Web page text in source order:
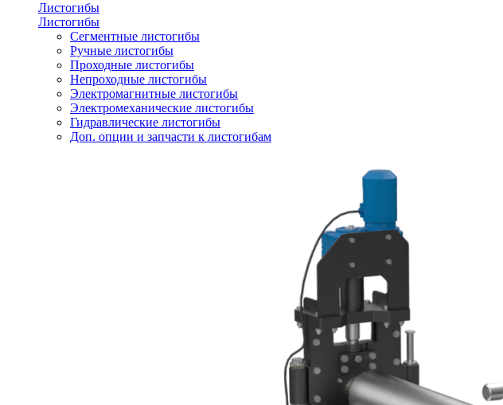
Листогибы
Листогибы
Сегментные листогибы
Ручные листогибы
Проходные листогибы
Непроходные листогибы
Электромагнитные листогибы
Электромеханические листогибы
Гидравлические листогибы
Доп. опции и запчасти к листогибам